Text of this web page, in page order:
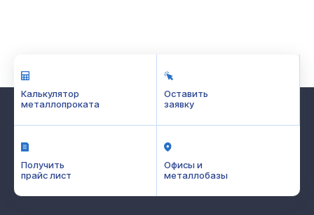
Калькулятор
металлопроката
Оставить
заявку
Получить
прайс лист
Офисы и
металлобазы